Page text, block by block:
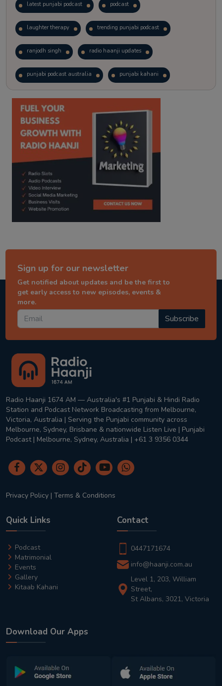
latest punjabi podcast podcast
laughter therapy trending punjabi podcast
ranjodh singh radio haanji updates
punjabi podcast australia punjabi kahani
kitaab kahani punjabi story
Sign up for our newsletter
Get notified about updates and be the first to
get early access to new episodes, events &
more.
Subscribe
Radio Haanji 1674 AM — Australia's #1 Punjabi & Hindi Radio
Station and Podcast Network Broadcasting from Melbourne,
Victoria, Australia | Serving the Punjabi community across
Melbourne, Sydney, Brisbane & nationwide Listen Live | Punjabi
Podcast | Melbourne, Sydney, Australia | +61 3 9356 0344
Privacy Policy | Terms & Conditions
Quick Links
Podcast
Matrimonial
Events
Gallery
Kitaab Kahani
Contact
0447171674
info@haanji.com.au
Level 1, 203, William
Street,
St Albans, 3021, Victoria
Download Our Apps